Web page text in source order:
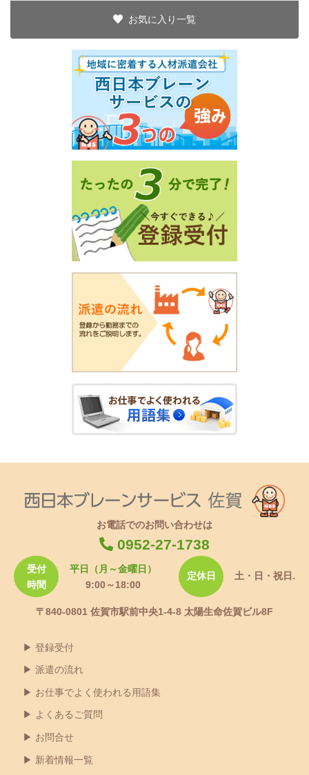
お気に入り一覧
お電話でのお問い合わせは
0952-27-1738
受付
時間
平日（月～金曜日）
9:00～18:00
定休日 土・日・祝日.
〒840-0801 佐賀市駅前中央1-4-8 太陽生命佐賀ビル8F
登録受付
派遣の流れ
お仕事でよく使われる用語集
よくあるご質問
お問合せ
新着情報一覧